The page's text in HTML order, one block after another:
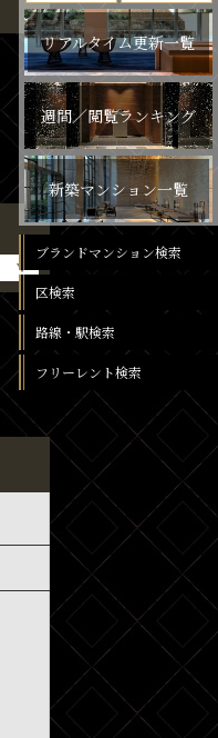
リアルタイム更新一覧
週間／閲覧ランキング
新築マンション一覧
ブランドマンション検索
区検索
路線・駅検索
フリーレント検索